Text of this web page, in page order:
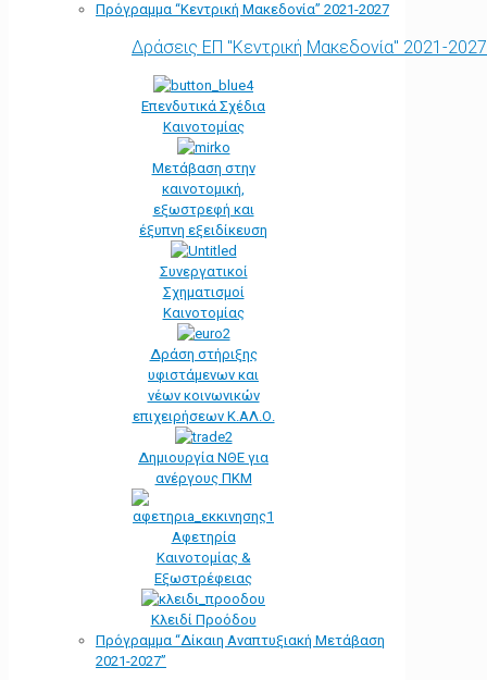
Πρόγραμμα “Κεντρική Μακεδονία” 2021-2027
Δράσεις ΕΠ "Κεντρική Μακεδονία" 2021-2027
Επενδυτικά Σχέδια
Καινοτομίας
Μετάβαση στην
καινοτομική,
εξωστρεφή και
έξυπνη εξειδίκευση
Συνεργατικοί
Σχηματισμοί
Καινοτομίας
Δράση στήριξης
υφιστάμενων και
νέων κοινωνικών
επιχειρήσεων Κ.ΑΛ.Ο.
Δημιουργία ΝΘΕ για
ανέργους ΠΚΜ
Αφετηρία
Kαινοτομίας &
Εξωστρέφειας
Κλειδί Προόδου
Πρόγραμμα “Δίκαιη Αναπτυξιακή Μετάβαση
2021-2027”